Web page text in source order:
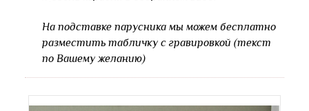
На подставке парусника мы можем бесплатно
разместить табличку с гравировкой (текст
по Вашему желанию)